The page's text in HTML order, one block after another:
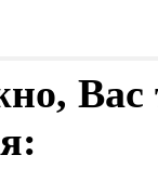
Вас